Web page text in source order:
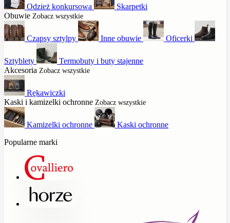
Odzież konkursowa
Skarpetki
Obuwie Zobacz wszystkie
Czapsy sztylpy Inne obuwie Oficerki
Sztyblety
Termobuty i buty stajenne
Akcesoria Zobacz wszystkie
Rękawiczki
Kaski i kamizelki ochronne Zobacz wszystkie
Kamizelki ochronne
Kaski ochronne
Popularne marki